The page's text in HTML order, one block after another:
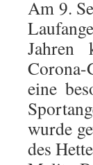
Am 9.
Jahren
Corona-
eine
wurde
des